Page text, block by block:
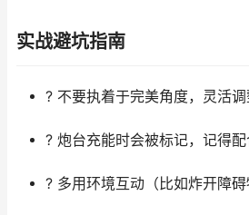
实战避坑指南
? 不要执着于完美角度，灵活
? 炮台充能时会被标记，记得
? 多用环境互动（比如炸开障碍